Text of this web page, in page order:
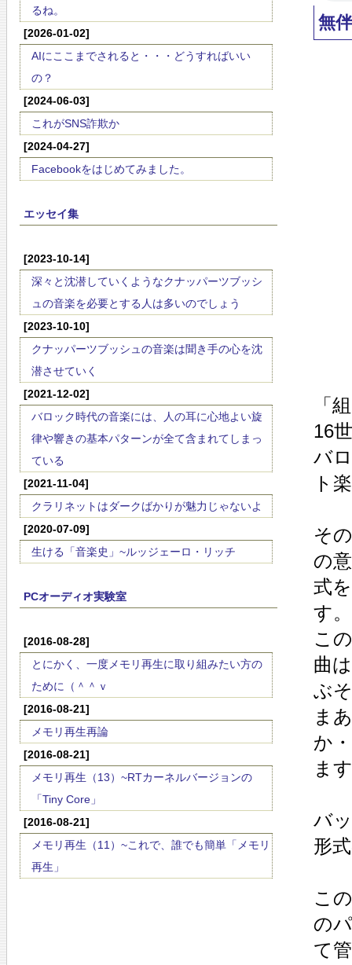
るね。
[2026-01-02]
AIにここまでされると・・・どうすればいい
の？
[2024-06-03]
これがSNS詐欺か
[2024-04-27]
Facebookをはじめてみました。
エッセイ集
[2023-10-14]
深々と沈潜していくようなクナッパーツブッシ
ュの音楽を必要とする人は多いのでしょう
[2023-10-10]
クナッパーツブッシュの音楽は聞き手の心を沈
潜させていく
[2021-12-02]
バロック時代の音楽には、人の耳に心地よい旋
律や響きの基本パターンが全て含まれてしまっ
ている
[2021-11-04]
クラリネットはダークばかりが魅力じゃないよ
[2020-07-09]
生ける「音楽史」~ルッジェーロ・リッチ
PCオーディオ実験室
[2016-08-28]
とにかく、一度メモリ再生に取り組みたい方の
ために（＾＾ｖ
[2016-08-21]
メモリ再生再論
[2016-08-21]
メモリ再生（13）~RTカーネルバージョンの
「Tiny Core」
[2016-08-21]
メモリ再生（11）~これで、誰でも簡単「メモリ
再生」
無
「
16
バ
ト
そ
の
式
す。
こ
曲
ぶ
ま
か
ま
バ
形
こ
の
て